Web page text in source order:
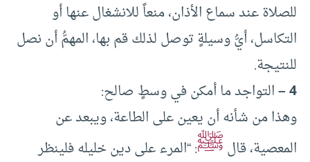
للصلاة عند سماع الأذان، منعاً للانشغال عنها أو
التكاسل، أيُّ وسيلةٍ توصل لذلك قم بها، المهمُّ أن نصل
للنتيجة.
4 –
التواجد ما أمكن في وسطٍ صالح:
وهذا من شأنه أن يعين على الطاعة، ويبعد عن
المعصية، قالﷺ: “المرء على دين خليله فلينظر